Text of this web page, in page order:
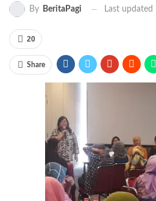
By BeritaPagi Last updated
20
Share